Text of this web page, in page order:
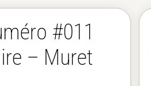
#011
– Muret